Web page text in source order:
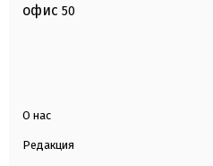
офис 50
О нас
Редакция